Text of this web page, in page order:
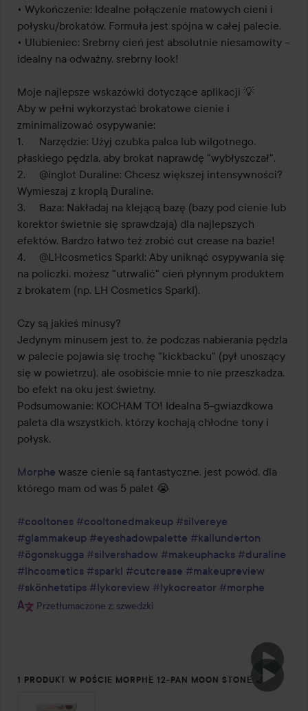
• Wykończenie: Idealne połączenie matowych cieni i
połysku/brokatów. Formuła jest spójna w całej palecie.
• Ulubieniec: Srebrny cień jest absolutnie niesamowity –
idealny na odważny, srebrny look!
Moje najlepsze wskazówki dotyczące aplikacji 💡
Aby w pełni wykorzystać brokatowe cienie i
zminimalizować osypywanie:
1.	Narzędzie: Użyj czubka palca lub wilgotnego,
płaskiego pędzla, aby brokat naprawdę "wybłyszczał".
2.	@inglot Duraline: Chcesz większej intensywności?
Wymieszaj z kroplą Duraline.
3.	Baza: Nakładaj na klejącą bazę (bazy pod cienie lub
korektor świetnie się sprawdzają) dla najlepszych
efektów. Bardzo łatwo też zrobić cut crease na bazie!
4.	@LHcosmetics Sparkl: Aby uniknąć osypywania się
na policzki, możesz "utrwalić" cień płynnym produktem
z brokatem (np. LH Cosmetics Sparkl).
Czy są jakieś minusy?
Jedynym minusem jest to, że podczas nabierania pędzla
w palecie pojawia się trochę "kickbacku" (pył unoszący
się w powietrzu), ale osobiście mnie to nie przeszkadza,
bo efekt na oku jest świetny.
Podsumowanie: KOCHAM TO! Idealna 5-gwiazdkowa
paleta dla wszystkich, którzy kochają chłodne tony i
połysk.
Morphe wasze cienie są fantastyczne, jest powód, dla
którego mam od was 5 palet 😭
#cooltones #cooltonedmakeup #silvereye
#glammakeup #eyeshadowpalette #kallunderton
#ögonskugga #silvershadow #makeuphacks #duraline
#lhcosmetics #sparkl #cutcrease #makeupreview
#skönhetstips #lykoreview #lykocreator #morphe
Przetłumaczone z: szwedzki
1 PRODUKT W POŚCIE MORPHE 12-PAN MOON STONE 🌙